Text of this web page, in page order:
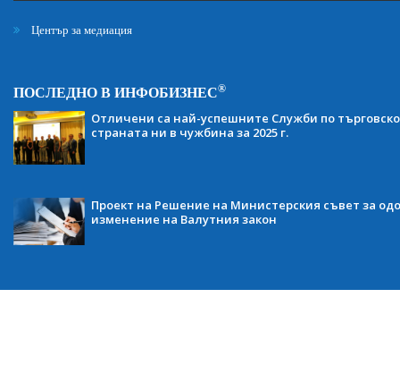
Център за медиация
ПОСЛЕДНО В ИНФОБИЗНЕС®
Отличени са най-успешните Служби по
страната ни в чужбина за 2025 г.
Проект на Решение на Министерския съвет за
изменение на Валутния закон